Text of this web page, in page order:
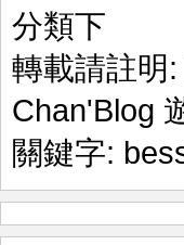
分類下
轉載請註明:
Chan'Blog
關鍵字: